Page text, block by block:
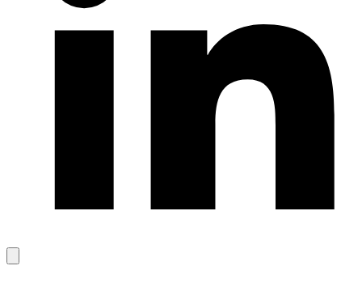
kopyala